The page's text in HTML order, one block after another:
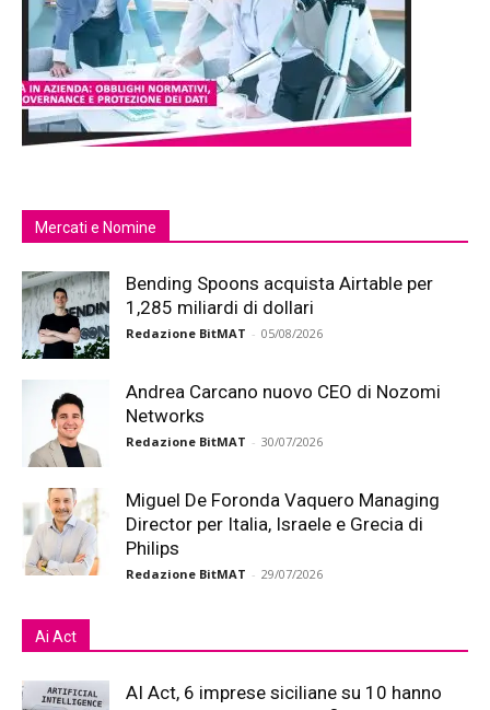
Mercati e Nomine
Bending Spoons acquista Airtable per
1,285 miliardi di dollari
Redazione BitMAT - 05/08/2026
Andrea Carcano nuovo CEO di Nozomi
Networks
Redazione BitMAT - 30/07/2026
Miguel De Foronda Vaquero Managing
Director per Italia, Israele e Grecia di
Philips
Redazione BitMAT - 29/07/2026
Ai Act
AI Act, 6 imprese siciliane su 10 hanno